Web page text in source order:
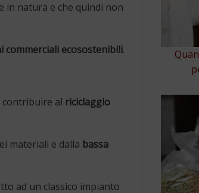
in natura e che quindi non
commerciali ecosostenibili.
contribuire al riciclaggio
materiali e dalla bassa
ad un classico impianto